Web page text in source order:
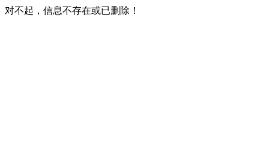
对不起，信息不存在或已删除！